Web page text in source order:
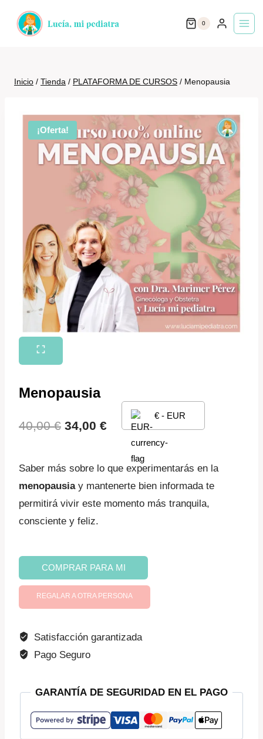
0
Inicio / Tienda / PLATAFORMA DE CURSOS / Menopausia
¡Oferta!
Menopausia
40,00€ El
original
era:
40,00 €.
34,00 €El
precio
actual
es:
€ - EUR
Saber más sobre lo que experimentarás en la
menopausiay mantenerte bien informada te
permitirá vivir este momento más tranquila,
consciente y feliz.
Menopausia
cantidad
COMPRAR PARA MI
REGALAR A OTRA PERSONA
Satisfacción garantizada
Pago Seguro
GARANTÍA DE SEGURIDAD EN EL PAGO